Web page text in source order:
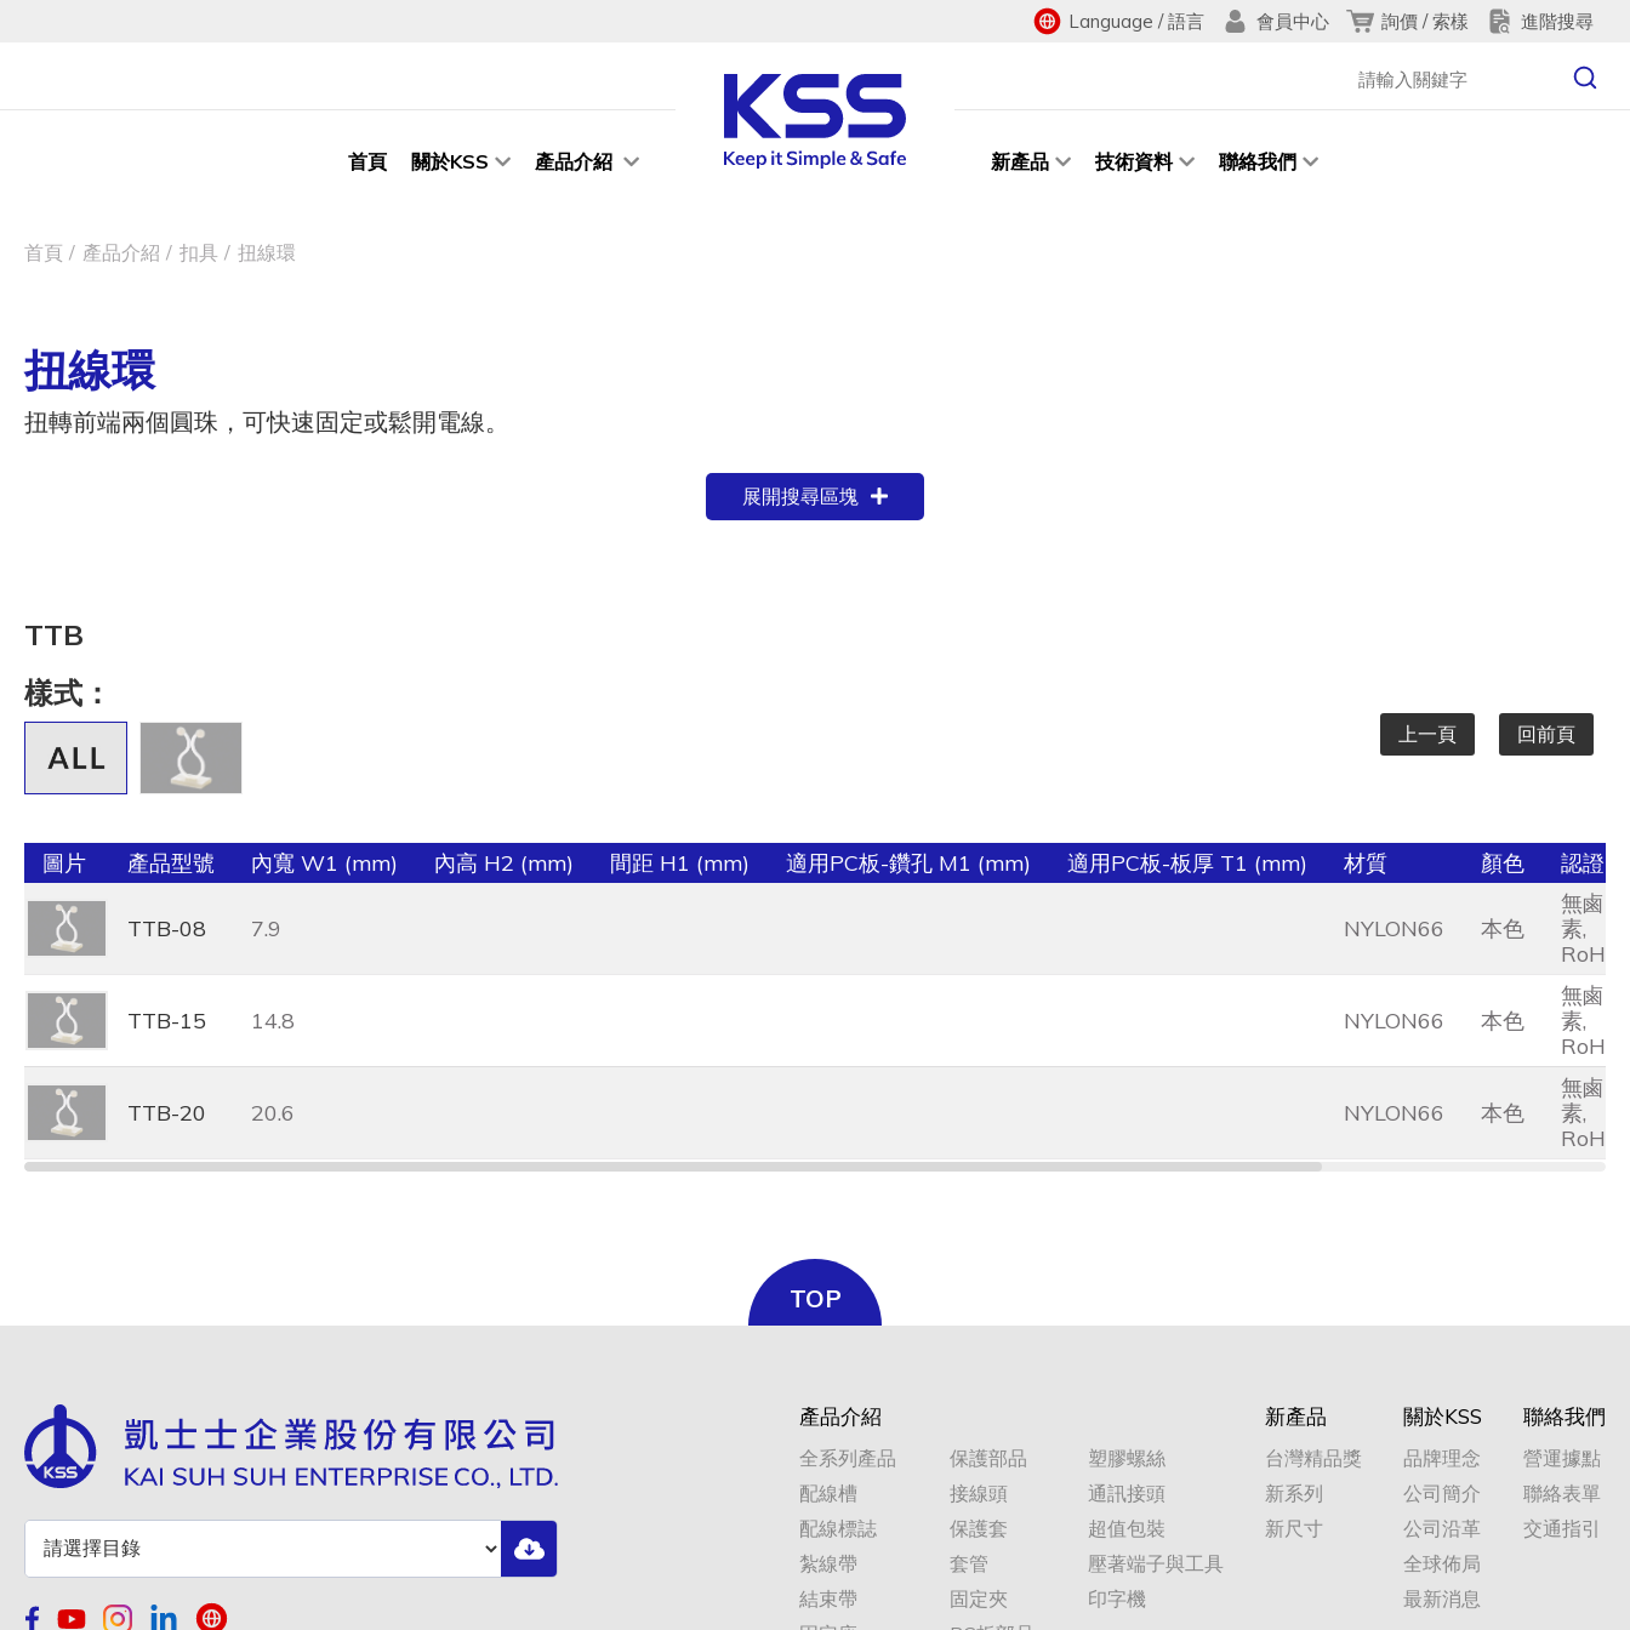
Language / 語言 會員中心 詢價 / 索樣 進階搜尋
首頁 關於KSS 產品介紹 新產品 技術資料 聯絡我們
首頁 產品介紹 扣具 扭線環
扭線環
扭轉前端兩個圓珠，可快速固定或鬆開電線。
展開搜尋區塊
TTB
樣式：
上一頁 回前頁
圖片 產品型號 內寬 W1 (mm) 內高 H2 (mm) 間距 H1 (mm) 適用PC板-鑽孔 M1 (mm) 適用PC板-板厚 T1 (mm) 材質 顏色 認證
TTB-08 7.9 NYLON66 本色
無鹵
素,
RoHS
TTB-15 14.8 NYLON66 本色
無鹵
素,
RoHS
TTB-20 20.6 NYLON66 本色
無鹵
素,
RoHS
TOP
產品介紹
全系列產品
配線槽
配線標誌
紮線帶
結束帶
保護部品
接線頭
保護套
套管
固定夾
塑膠螺絲
通訊接頭
超值包裝
壓著端子與工具
印字機
新產品
台灣精品獎
新系列
新尺寸
關於KSS
品牌理念
公司簡介
公司沿革
全球佈局
最新消息
聯絡我們
營運據點
聯絡表單
交通指引